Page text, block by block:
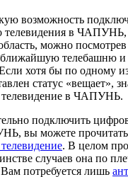
возможность
телевидения в
можно посмотрев
ближайшую телебашню и
хотя бы по одному
статус «вещает»,
телевидение в ЧАПУНЬ.
подключить
вы можете
. В целом
случаев она по
потребуется лишь